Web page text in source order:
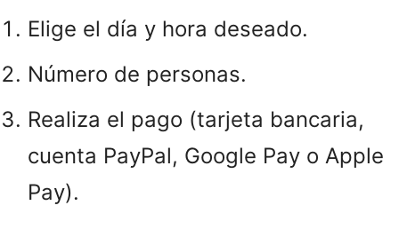
Elige el día y hora deseado.
Número de personas.
Realiza el pago (tarjeta bancaria,
cuenta PayPal, Google Pay o Apple
Pay).